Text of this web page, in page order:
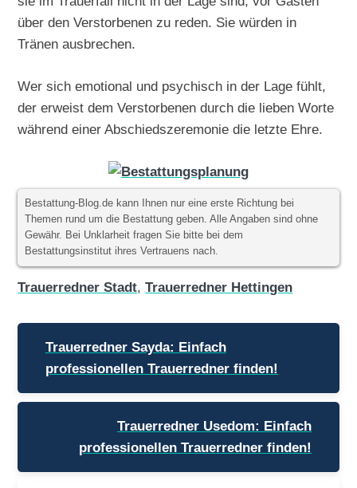
über den Verstorbenen zu reden. Sie würden in
Tränen ausbrechen.
Wer sich emotional und psychisch in der Lage fühlt,
der erweist dem Verstorbenen durch die lieben Worte
während einer Abschiedszeremonie die letzte Ehre.
Bestattung-Blog.de kann Ihnen nur eine erste Richtung bei
Themen rund um die Bestattung geben. Alle Angaben sind ohne
Gewähr. Bei Unklarheit fragen Sie bitte bei dem
Bestattungsinstitut ihres Vertrauens nach.
Trauerredner Stadt,Trauerredner Hettingen
Beitragsnavigation
Trauerredner Sayda: Einfach
professionellen Trauerredner finden!
Trauerredner Usedom: Einfach
professionellen Trauerredner finden!